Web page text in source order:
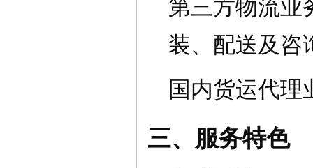
第三方物流业
装、配送及咨
国内货运代理
三、服务特色